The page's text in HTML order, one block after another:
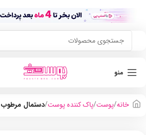
منو
خانه پوست پاک کننده پوست دستمال مرطوب